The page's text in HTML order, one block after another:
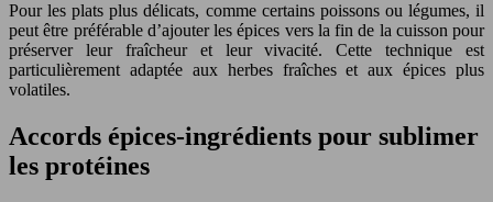
Pour les plats plus délicats, comme certains poissons ou légumes, il
peut être préférable d’ajouter les épices vers la fin de la cuisson pour
préserver leur fraîcheur et leur vivacité. Cette technique est
particulièrement adaptée aux herbes fraîches et aux épices plus
volatiles.
Accords épices-ingrédients pour sublimer
les protéines